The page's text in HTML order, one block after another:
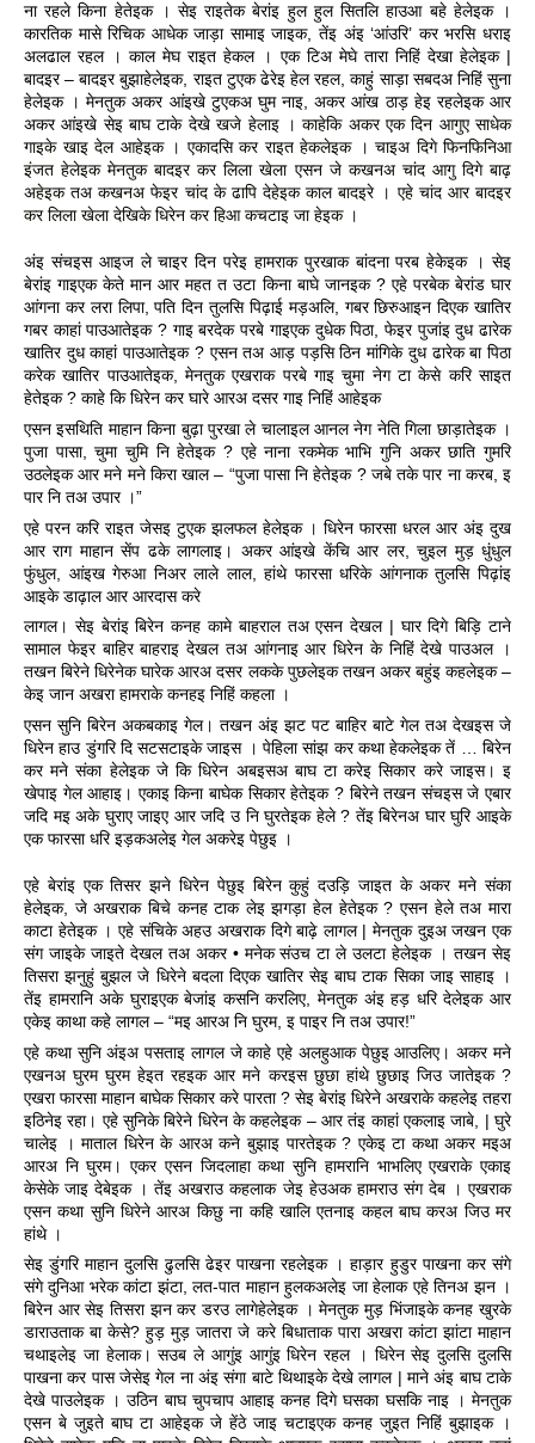
ना रहले किना हेतेइक । सेइ राइतेक बेरांइ हुल हुल सितलि हाउआ बहे हेलेइक ।
कारतिक मासे रिचिक आधेक जाड़ा सामाइ जाइक, तेंइ अंइ ‘आंउरि’ कर भरसि धराइ
अलढाल रहल । काल मेघ राइत हेकल । एक टिअ मेघे तारा निहिं देखा हेलेइक |
बादइर – बादइर बुझाहेलेइक, राइत टुएक ढेरेइ हेल रहल, काहुं साड़ा सबदअ निहिं सुना
हेलेइक । मेनतुक अकर आंइखे टुएकअ घुम नाइ, अकर आंख ठाड़ हेइ रहलेइक आर
अकर आंइखे सेइ बाघ टाके देखे खजे हेलाइ । काहेकि अकर एक दिन आगुए साधेक
गाइके खाइ देल आहेइक । एकादसि कर राइत हेकलेइक । चाइअ दिगे फिनफिनिआ
इंजत हेलेइक मेनतुक बादइर कर लिला खेला एसन जे कखनअ चांद आगु दिगे बाढ़
अहेइक तअ कखनअ फेइर चांद के ढापि देहेइक काल बादइरे । एहे चांद आर बादइर
कर लिला खेला देखिके धिरेन कर हिआ कचटाइ जा हेइक ।
अंइ संचइस आइज ले चाइर दिन परेइ हामराक पुरखाक बांदना परब हेकेइक । सेइ
बेरांइ गाइएक केते मान आर महत त उटा किना बाघे जानइक ? एहे परबेक बेरांड घार
आंगना कर लरा लिपा, पति दिन तुलसि पिढ़ाई मड़अलि, गबर छिरुआइन दिएक खातिर
गबर काहां पाउआतेइक ? गाइ बरदेक परबे गाइएक दुधेक पिठा, फेइर पुजांइ दुध ढारेक
खातिर दुध काहां पाउआतेइक ? एसन तअ आड़ पड़सि ठिन मांगिके दुध ढारेक बा पिठा
करेक खातिर पाउआतेइक, मेनतुक एखराक परबे गाइ चुमा नेग टा केसे करि साइत
हेतेइक ? काहे कि धिरेन कर घारे आरअ दसर गाइ निहिं आहेइक
एसन इसथिति माहान किना बुढ़ा पुरखा ले चालाइल आनल नेग नेति गिला छाड़ातेइक ।
पुजा पासा, चुमा चुमि नि हेतेइक ? एहे नाना रकमेक भाभि गुनि अकर छाति गुमरि
उठलेइक आर मने मने किरा खाल – “पुजा पासा नि हेतेइक ? जबे तके पार ना करब, इ
पार नि तअ उपार ।”
एहे परन करि राइत जेसइ टुएक झलफल हेलेइक । धिरेन फारसा धरल आर अंइ दुख
आर राग माहान सेंप ढके लागलाइ। अकर आंइखे केंचि आर लर, चुइल मुड़ धुंधुल
फुंधुल, आंइख गेरुआ निअर लाले लाल, हांथे फारसा धरिके आंगनाक तुलसि पिढ़ांइ
आइके डाढ़ाल आर आरदास करे
लागल। सेइ बेरांइ बिरेन कनह कामे बाहराल तअ एसन देखल | घार दिगे बिड़ि टाने
सामाल फेइर बाहिर बाहराइ देखल तअ आंगनाइ आर धिरेन के निहिं देखे पाउअल ।
तखन बिरेने धिरेनेक घारेक आरअ दसर लकके पुछलेइक तखन अकर बहुंइ कहलेइक –
केइ जान अखरा हामराके कनहइ निहिं कहला ।
एसन सुनि बिरेन अकबकाइ गेल। तखन अंइ झट पट बाहिर बाटे गेल तअ देखइस जे
धिरेन हाउ डुंगरि दि सटसटाइके जाइस । पेहिला सांझ कर कथा हेकलेइक तें … बिरेन
कर मने संका हेलेइक जे कि धिरेन अबइसअ बाघ टा करेइ सिकार करे जाइस। इ
खेपाइ गेल आहाइ। एकाइ किना बाघेक सिकार हेतेइक ? बिरेने तखन संचइस जे एबार
जदि मइ अके घुराए जाइए आर जदि उ नि घुरतेइक हेले ? तेंइ बिरेनअ घार घुरि आइके
एक फारसा धरि इड़कअलेइ गेल अकरेइ पेछुइ ।
एहे बेरांइ एक तिसर झने धिरेन पेछुइ बिरेन कुहुं दउड़ि जाइत के अकर मने संका
हेलेइक, जे अखराक बिचे कनह टाक लेइ झगड़ा हेल हेतेइक ? एसन हेले तअ मारा
काटा हेतेइक । एहे संचिके अहउ अखराक दिगे बाढ़े लागल | मेनतुक दुइअ जखन एक
संग जाइके जाइते देखल तअ अकर • मनेक संउच टा ले उलटा हेलेइक । तखन सेइ
तिसरा झनुहुं बुझल जे धिरेने बदला दिएक खातिर सेइ बाघ टाक सिका जाइ साहाइ ।
तेंइ हामरानि अके घुराइएक बेजांइ कसनि करलिए, मेनतुक अंइ हड़ धरि देलेइक आर
एकेइ काथा कहे लागल – “मइ आरअ नि घुरम, इ पाइर नि तअ उपार!”
एहे कथा सुनि अंइअ पसताइ लागल जे काहे एहे अलहुआक पेछुइ आउलिए। अकर मने
एखनअ घुरम घुरम हेइत रहइक आर मने करइस छुछा हांथे छुछाइ जिउ जातेइक ?
एखरा फारसा माहान बाघेक सिकार करे पारता ? सेइ बेरांइ धिरेने अखराके कहलेइ तहरा
इठिनेइ रहा। एहे सुनिके बिरेने धिरेन के कहलेइक – आर तंइ काहां एकलाइ जाबे, | घुरे
चालेइ । माताल धिरेन के आरअ कने बुझाइ पारतेइक ? एकेइ टा कथा अकर मइअ
आरअ नि घुरम। एकर एसन जिदलाहा कथा सुनि हामरानि भाभलिए एखराके एकाइ
केसेके जाइ देबेइक । तेंइ अखराउ कहलाक जेइ हेउअक हामराउ संग देब । एखराक
एसन कथा सुनि धिरेने आरअ किछु ना कहि खालि एतनाइ कहल बाघ करअ जिउ मर
हांथे ।
सेइ डुंगरि माहान दुलसि ढुलसि ढेइर पाखना रहलेइक । हाड़ार हुडुर पाखना कर संगे
संगे दुनिआ भरेक कांटा झंटा, लत-पात माहान हुलकअलेइ जा हेलाक एहे तिनअ झन ।
बिरेन आर सेइ तिसरा झन कर डरउ लागेहेलेइक । मेनतुक मुड़ भिंजाइके कनह खुरके
डाराउताक बा केसे? हुड़ मुड़ जातरा जे करे बिधाताक पारा अखरा कांटा झांटा माहान
चथाइलेइ जा हेलाक। सउब ले आगुंइ आगुंइ धिरेन रहल । धिरेन सेइ दुलसि दुलसि
पाखना कर पास जेसेइ गेल ना अंइ संगा बाटे थिथाइके देखे लागल | माने अंइ बाघ टाके
देखे पाउलेइक । उठिन बाघ चुपचाप आहाइ कनह दिगे घसका घसकि नाइ । मेनतुक
एसन बे जुइते बाघ टा आहेइक जे हेंठे जाइ चटाइएक कनह जुइत निहिं बुझाइक ।